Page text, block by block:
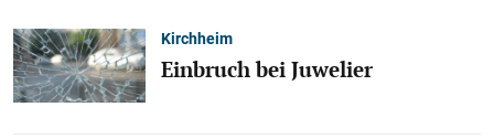
Kirchheim
Einbruch bei Juwelier